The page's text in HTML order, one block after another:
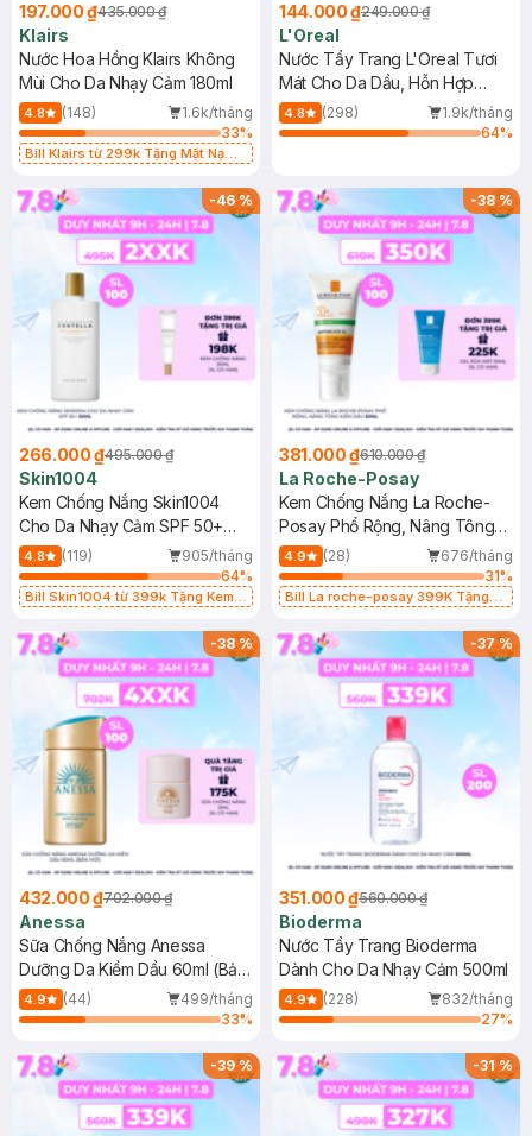
197.000 ₫435.000 ₫
Klairs
Nước Hoa Hồng Klairs Không
Mùi Cho Da Nhạy Cảm 180ml
4.8 (148)
1.6k/tháng
33%
Bill Klairs từ 299k Tặng Mặt Nạ
25ml (SL Có Hạn)
144.000 ₫249.000 ₫
L'Oreal
Nước Tẩy Trang L'Oreal Tươi
Mát Cho Da Dầu, Hỗn Hợp
400ml
4.8 (298)
1.9k/tháng
64%
-46%
266.000 ₫495.000 ₫
Skin1004
Kem Chống Nắng Skin1004
Cho Da Nhạy Cảm SPF 50+
50ml
4.8 (119)
905/tháng
64%
Bill Skin1004 từ 399k Tặng Kem
SPF 50+ 20ml (SL Có Hạn)
-38%
381.000 ₫610.000 ₫
La Roche-Posay
Kem Chống Nắng La Roche-
Posay Phổ Rộng, Nâng Tông
Kiềm Dầu 50ml
4.9 (28)
676/tháng
31%
Bill La roche-posay 399K Tặng
(SL có hạn)
-38%
432.000 ₫702.000 ₫
Anessa
Sữa Chống Nắng Anessa
Dưỡng Da Kiềm Dầu 60ml (Bản
Mới)
4.9 (44)
499/tháng
33%
-37%
351.000 ₫560.000 ₫
Bioderma
Nước Tẩy Trang Bioderma
Dành Cho Da Nhạy Cảm 500ml
4.9 (228)
832/tháng
27%
-39% -31%